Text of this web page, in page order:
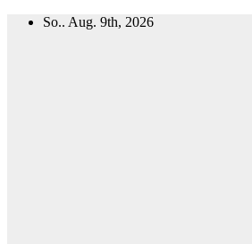
Zum
So.. Aug. 9th, 2026